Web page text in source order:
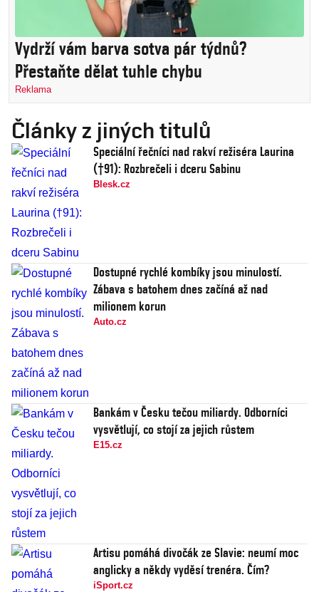
Vydrží vám barva sotva pár týdnů?
Přestaňte dělat tuhle chybu
Reklama
Články z jiných titulů
Speciální řečníci nad rakví režiséra Laurina
(†91): Rozbrečeli i dceru Sabinu
Blesk.cz
Dostupné rychlé kombíky jsou minulostí.
Zábava s batohem dnes začíná až nad
milionem korun
Auto.cz
Bankám v Česku tečou miliardy. Odborníci
vysvětlují, co stojí za jejich růstem
E15.cz
Artisu pomáhá divočák ze Slavie: neumí moc
anglicky a někdy vyděsí trenéra. Čím?
iSport.cz